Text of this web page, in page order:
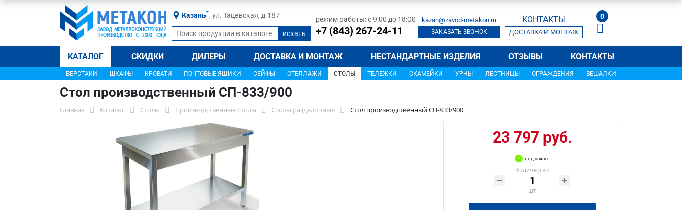
Казань , ул. Тэцевская, д.187 режим работы: с 9:00 до 18:00
+7 (843) 267-24-11
kazan@zavod-metakon.ru
ЗАКАЗАТЬ ЗВОНОК
КОНТАКТЫ
ДОСТАВКА И МОНТАЖ
0
КАТАЛОГ СКИДКИ ДИЛЕРЫ ДОСТАВКА И МОНТАЖ НЕСТАНДАРТНЫЕ ИЗДЕЛИЯ ОТЗЫВЫ КОНТАКТЫ
ВЕРСТАКИ ШКАФЫ КРОВАТИ ПОЧТОВЫЕ ЯЩИКИ СЕЙФЫ СТЕЛЛАЖИ СТОЛЫ ТЕЛЕЖКИ СКАМЕЙКИ УРНЫ ЛЕСТНИЦЫ ОГРАЖДЕНИЯ ВЕШАЛКИ
Стол производственный СП-833/900
Главная Каталог Столы Производственные столы Столы разделочные Стол производственный СП-833/900
23 797 руб.
под заказ
Количество
шт